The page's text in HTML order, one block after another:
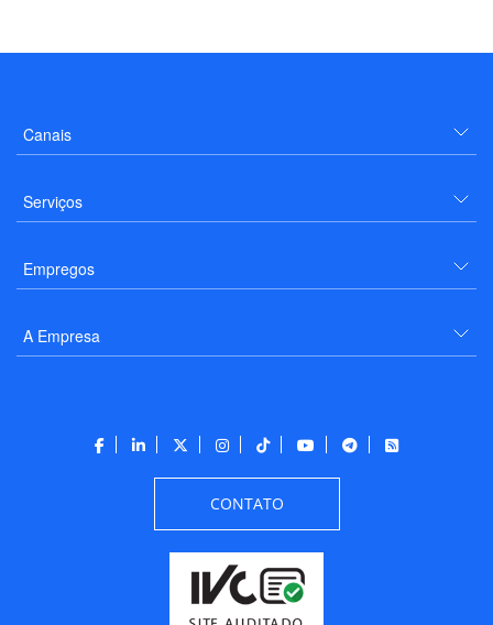
Canais
Serviços
Empregos
A Empresa
CONTATO